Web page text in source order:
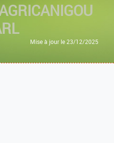
Mise à jour le 23/12/2025